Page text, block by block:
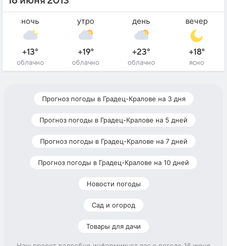
ночь
+13°
облачно
утро
+19°
облачно
день
+23°
облачно
вечер
+18°
ясно
Прогноз погоды в Градец-Кралове на 3 дня
Прогноз погоды в Градец-Кралове на 5 дней
Прогноз погоды в Градец-Кралове на 7 дней
Прогноз погоды в Градец-Кралове на 10 дней
Новости погоды
Сад и огород
Товары для дачи